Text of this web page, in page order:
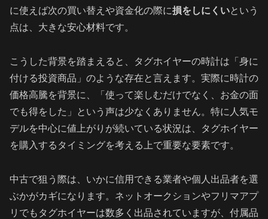
に使えば次の買い替えや資金化の際に損をしにくいという
点は、大きな安心材料です。
こうした背景を踏まえると、タグホイヤーの時計は「身に
付ける投資商品」のような存在と言えます。実際に時計の
価格高騰を背景に、「使って楽しむだけでなく、お金の面
でも得をした」という声は少なくありません。特に人気モ
デルを中心に値上がりが続いている状況は、タグホイヤー
を購入するタイミングを考える上で重要な要素です。
中古で狙う際は、いかに信用できる業者や個人出品者を選
ぶかがカギになります。ネットオークションやフリマアプ
リでもタグホイヤーは数多く出品されていますが、付属品